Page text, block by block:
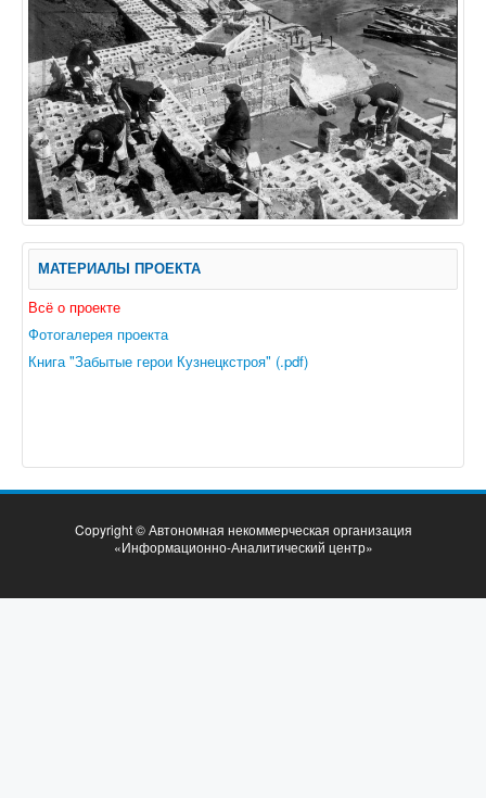
МАТЕРИАЛЫ ПРОЕКТА
Всё о проекте
Фотогалерея проекта
Книга "Забытые герои Кузнецкстроя" (.pdf)
Copyright © Автономная некоммерческая организация
«Информационно-Аналитический центр»